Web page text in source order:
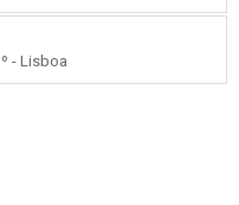
- Lisboa